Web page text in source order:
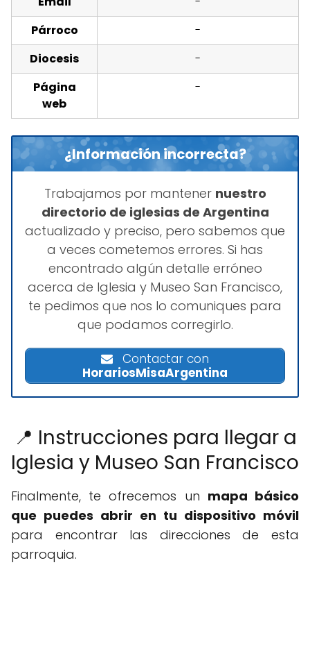
Párroco
-
Diocesis
-
Página
web
-
¿Información incorrecta?
Trabajamos por mantener nuestro
directorio de iglesias de Argentina
actualizado y preciso, pero sabemos que
a veces cometemos errores. Si has
encontrado algún detalle erróneo
acerca de Iglesia y Museo San Francisco,
te pedimos que nos lo comuniques para
que podamos corregirlo.
Contactar con
HorariosMisaArgentina
📍 Instrucciones para llegar a
Iglesia y Museo San Francisco
Finalmente, te ofrecemos un mapa básico
que puedes abrir en tu dispositivo móvil
para encontrar las direcciones de esta
parroquia.